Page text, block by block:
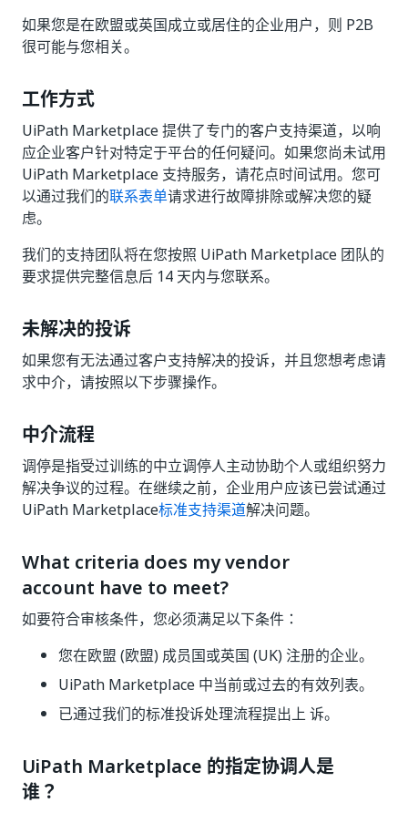
如果您是在欧盟或英国成立或居住的企业用户，则 P2B
很可能与您相关。
工作方式
UiPath Marketplace 提供了专门的客户支持渠道，以响
应企业客户针对特定于平台的任何疑问。如果您尚未试用
UiPath Marketplace 支持服务，请花点时间试用。您可
以通过我们的联系表单请求进行故障排除或解决您的疑
虑。
我们的支持团队将在您按照 UiPath Marketplace 团队的
要求提供完整信息后 14 天内与您联系。
未解决的投诉
如果您有无法通过客户支持解决的投诉，并且您想考虑请
求中介，请按照以下步骤操作。
中介流程
调停是指受过训练的中立调停人主动协助个人或组织努力
解决争议的过程。在继续之前，企业用户应该已尝试通过
UiPath Marketplace标准支持渠道解决问题。
What criteria does my vendor
account have to meet?
如要符合审核条件，您必须满足以下条件：
您在欧盟 (欧盟) 成员国或英国 (UK) 注册的企业。
UiPath Marketplace 中当前或过去的有效列表。
已通过我们的标准投诉处理流程提出上 诉。
UiPath Marketplace 的指定协调人是
谁？